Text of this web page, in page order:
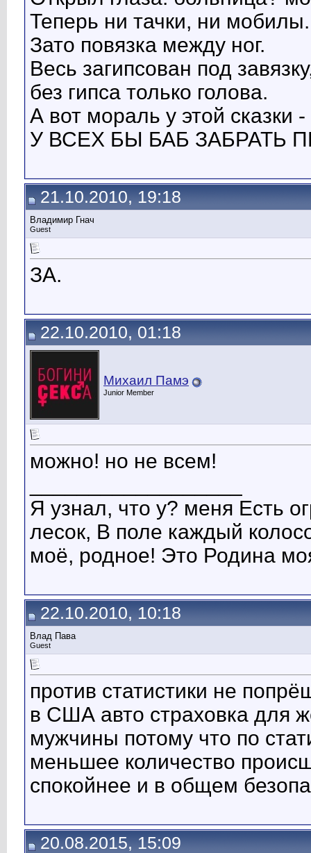
Теперь ни тачки, ни
Зато повязка между ног.
Весь загипсован под
без гипса только голова.
А вот мораль у этой сказки -
У ВСЕХ БЫ БАБ ЗАБРАТЬ
21.10.2010, 19:18
Владимир Гнач
Guest
ЗА.
22.10.2010, 01:18
Михаил Памэ
Junior Member
можно! но не всем!
Я узнал, что у? меня Есть
лесок, В поле каждый
моё, pодное! Это Родина
22.10.2010, 10:18
Влад Пава
Guest
против статистики не
в США авто страховка для
мужчины потому что по
меньшее количество
спокойнее и в общем
20.08.2015, 15:09